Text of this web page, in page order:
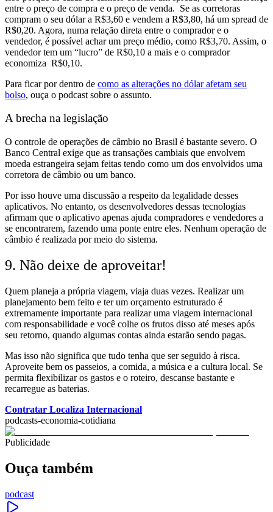
entre o preço de compra e o preço de venda. Se as corretoras
compram o seu dólar a R$3,60 e vendem a R$3,80, há um spread de
R$0,20. Agora, numa relação direta entre o comprador e o
vendedor, é possível achar um preço médio, como R$3,70. Assim, o
vendedor tem um “lucro” de R$0,10 a mais e o comprador
economiza R$0,10.
Para ficar por dentro de como as alterações no dólar afetam seu
bolso, ouça o podcast sobre o assunto.
A brecha na legislação
O controle de operações de câmbio no Brasil é bastante severo. O
Banco Central exige que as transações cambiais que envolvem
moeda estrangeira sejam feitas tendo como um dos envolvidos uma
corretora de câmbio ou um banco.
Por isso houve uma discussão a respeito da legalidade desses
aplicativos. No entanto, os desenvolvedores dessas tecnologias
afirmam que o aplicativo apenas ajuda compradores e vendedores a
se encontrarem, fazendo uma ponte entre eles. Nenhum operação de
câmbio é realizada por meio do sistema.
9. Não deixe de aproveitar!
Quem planeja a própria viagem, viaja duas vezes. Realizar um
planejamento bem feito e ter um orçamento estruturado é
extremamente importante para realizar uma viagem internacional
com responsabilidade e você colhe os frutos disso até meses após
seu retorno, quando algumas contas ainda estarão sendo pagas.
Mas isso não significa que tudo tenha que ser seguido à risca.
Aproveite bem os passeios, a comida, a música e a cultura local. Se
permita flexibilizar os gastos e o roteiro, descanse bastante e
recarregue as baterias.
Contratar Localiza Internacional
podcasts-economia-cotidiana
Publicidade
Ouça também
podcast